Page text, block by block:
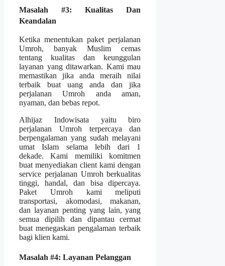
Masalah #3: Kualitas Dan
Keandalan
Ketika menentukan paket perjalanan
Umroh, banyak Muslim cemas
tentang kualitas dan keunggulan
layanan yang ditawarkan. Kami mau
memastikan jika anda meraih nilai
terbaik buat uang anda dan jika
perjalanan Umroh anda aman,
nyaman, dan bebas repot.
Alhijaz Indowisata yaitu biro
perjalanan Umroh terpercaya dan
berpengalaman yang sudah melayani
umat Islam selama lebih dari 1
dekade. Kami memiliki komitmen
buat menyediakan client kami dengan
service perjalanan Umroh berkualitas
tinggi, handal, dan bisa dipercaya.
Paket Umroh kami meliputi
transportasi, akomodasi, makanan,
dan layanan penting yang lain, yang
semua dipilih dan dipantau cermat
buat menegaskan pengalaman terbaik
bagi klien kami.
Masalah #4: Layanan Pelanggan